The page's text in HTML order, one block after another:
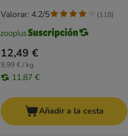
12,49 €
9,99 € / kg
11,87 €
Valorar: 4.2/5 (118)
Añadir a la cesta